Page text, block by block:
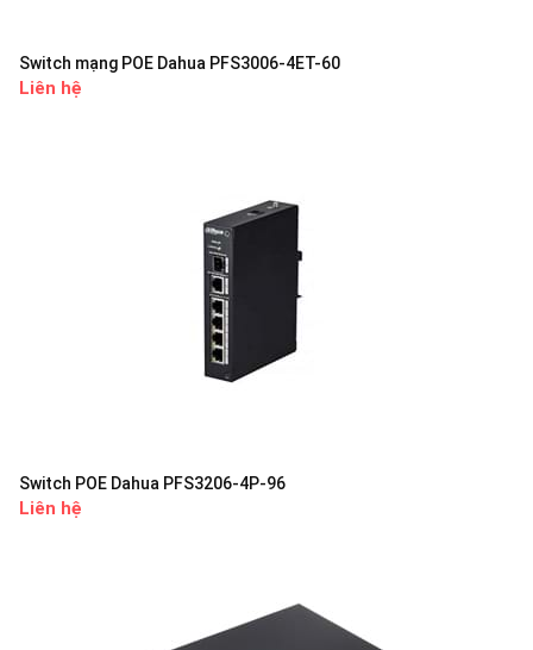
Switch mạng POE Dahua PFS3006-4ET-60
Liên hệ
Switch POE Dahua PFS3206-4P-96
Liên hệ